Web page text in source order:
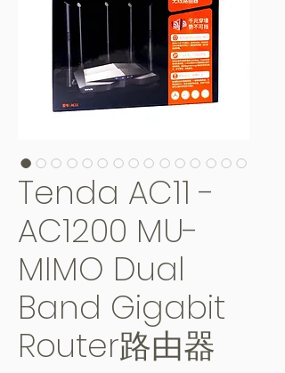
Tenda AC11 -
AC1200 MU-
MIMO Dual
Band Gigabit
Router路由器